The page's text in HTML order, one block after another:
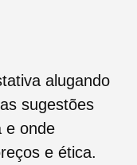
alugando
sugestões
e onde
e ética.